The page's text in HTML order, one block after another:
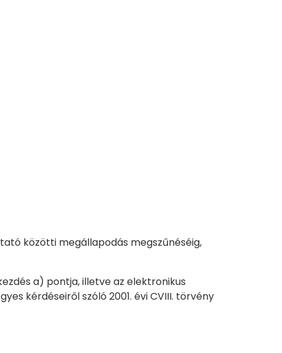
közötti megállapodás megszűnéséig,
a) pontja, illetve az elektronikus
kérdéseiről szóló 2001. évi CVIII. törvény